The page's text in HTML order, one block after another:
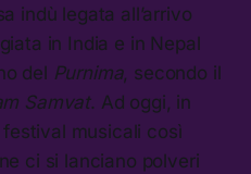
indù legata all’arrivo
in India e in Nepal
del
Purnima, secondo il
Samvat. Ad oggi, in
musicali così
ci si lanciano polveri